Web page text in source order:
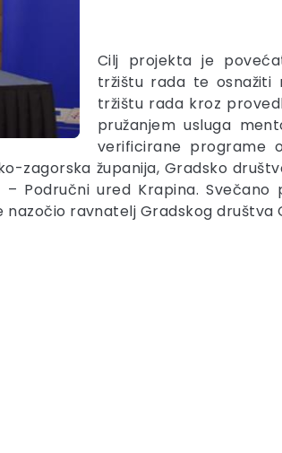
Cilj projekta je
tržištu rada te osnažiti
tržištu rada kroz
pružanjem usluga
verificirane programe
zagorska županija, Gradsko
Područni ured Krapina.
nazočio ravnatelj Gradskog